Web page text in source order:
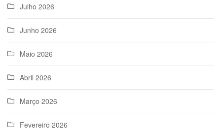
Julho 2026
Junho 2026
Maio 2026
Abril 2026
Março 2026
Fevereiro 2026